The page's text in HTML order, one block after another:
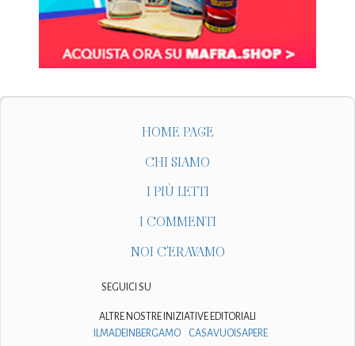
HOME PAGE
CHI SIAMO
I PIÙ LETTI
I COMMENTI
NOI C'ERAVAMO
SEGUICI SU
ALTRE NOSTRE INIZIATIVE EDITORIALI
ILMADEINBERGAMO
CASAVUOISAPERE